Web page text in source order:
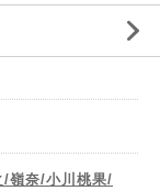
/嶺奈/小川桃果/